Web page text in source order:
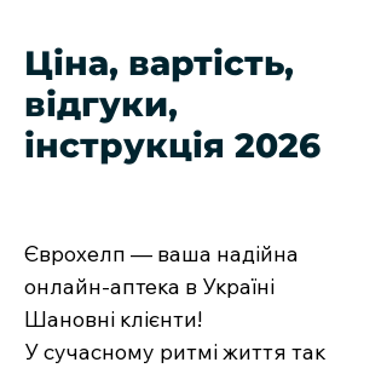
Ціна, вартість,
відгуки,
інструкція 2026
Єврохелп — ваша надійна
онлайн-аптека в Україні
Шановні клієнти!
У сучасному ритмі життя так